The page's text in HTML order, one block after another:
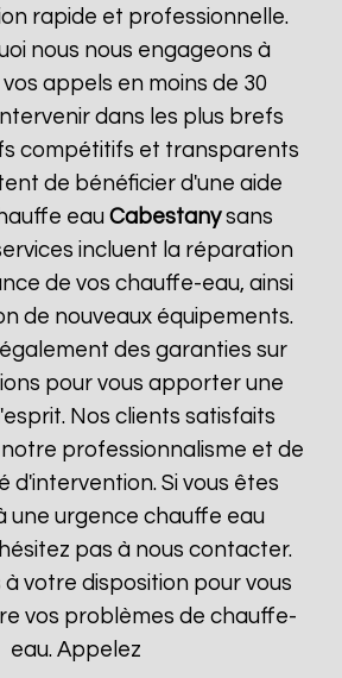
rapide et professionnelle.
nous nous engageons à
appels en moins de 30
dans les plus brefs
compétitifs et transparents
de bénéficier d'une aide
eauCabestanysans
incluent la réparation
de vos chauffe-eau, ainsi
de nouveaux équipements.
des garanties sur
pour vous apporter une
Nos clients satisfaits
professionnalisme et de
d'intervention. Si vous êtes
une urgence chauffe eau
pas à nous contacter.
à votre disposition pour vous
vos problèmes de chauffe-
eau. Appelez